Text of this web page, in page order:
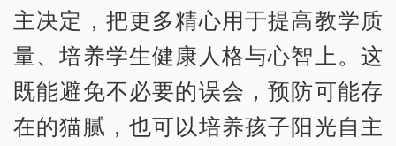
主决定，把更多精心用于提高教学质
量、培养学生健康人格与心智上。这
既能避免不必要的误会，预防可能存
在的猫腻，也可以培养孩子阳光自主